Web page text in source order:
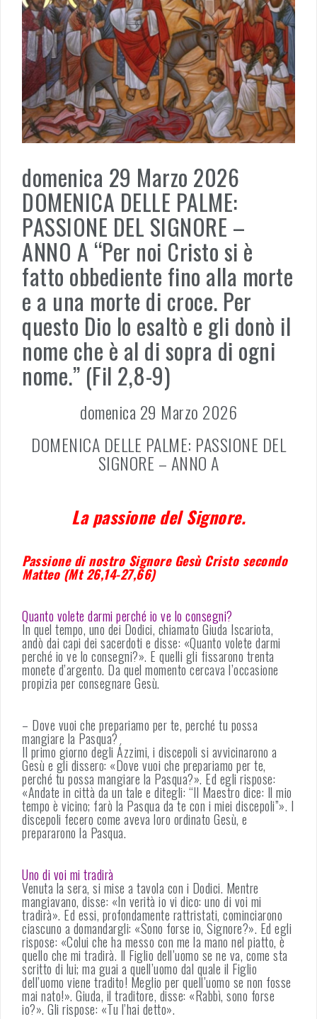
domenica 29 Marzo 2026
DOMENICA DELLE PALME:
PASSIONE DEL SIGNORE –
ANNO A “Per noi Cristo si è
fatto obbediente fino alla morte
e a una morte di croce. Per
questo Dio lo esaltò e gli donò il
nome che è al di sopra di ogni
nome.” (Fil 2,8-9)
domenica 29 Marzo 2026
DOMENICA DELLE PALME: PASSIONE DEL
SIGNORE – ANNO A
La passione del Signore.
Passione di nostro Signore Gesù Cristo secondo
Matteo (Mt 26,14-27,66)
Quanto volete darmi perché io ve lo consegni?
In quel tempo, uno dei Dodici, chiamato Giuda Iscariota,
andò dai capi dei sacerdoti e disse: «Quanto volete darmi
perché io ve lo consegni?». E quelli gli fissarono trenta
monete d’argento. Da quel momento cercava l’occasione
propizia per consegnare Gesù.
– Dove vuoi che prepariamo per te, perché tu possa
mangiare la Pasqua?
Il primo giorno degli Ázzimi, i discepoli si avvicinarono a
Gesù e gli dissero: «Dove vuoi che prepariamo per te,
perché tu possa mangiare la Pasqua?». Ed egli rispose:
«Andate in città da un tale e ditegli: “Il Maestro dice: Il mio
tempo è vicino; farò la Pasqua da te con i miei discepoli”». I
discepoli fecero come aveva loro ordinato Gesù, e
prepararono la Pasqua.
Uno di voi mi tradirà
Venuta la sera, si mise a tavola con i Dodici. Mentre
mangiavano, disse: «In verità io vi dico: uno di voi mi
tradirà». Ed essi, profondamente rattristati, cominciarono
ciascuno a domandargli: «Sono forse io, Signore?». Ed egli
rispose: «Colui che ha messo con me la mano nel piatto, è
quello che mi tradirà. Il Figlio dell’uomo se ne va, come sta
scritto di lui; ma guai a quell’uomo dal quale il Figlio
dell’uomo viene tradito! Meglio per quell’uomo se non fosse
mai nato!». Giuda, il traditore, disse: «Rabbì, sono forse
io?». Gli rispose: «Tu l’hai detto».